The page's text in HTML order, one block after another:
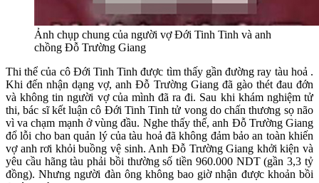
Ảnh chụp chung của người vợ Đới Tinh Tinh và anh
chồng Đỗ Trường Giang
Thi thể của cô Đới Tinh Tinh được tìm thấy gần đường ray tàu hoả .
Khi đến nhận dạng vợ, anh Đỗ Trường Giang đã gào thét đau đớn
và không tin người vợ của mình đã ra đi. Sau khi khám nghiệm tử
thi, bác sĩ kết luận cô Đới Tinh Tinh tử vong do chấn thương sọ não
vì va chạm mạnh ở vùng đầu. Nghe thấy thế, anh Đỗ Trường Giang
đổ lỗi cho ban quản lý của tàu hoả đã không đảm bảo an toàn khiến
vợ anh rơi khỏi buồng vệ sinh. Anh Đỗ Trường Giang khởi kiện và
yêu cầu hãng tàu phải bồi thường số tiền 960.000 NDT (gần 3,3 tỷ
đồng). Nhưng người đàn ông không bao giờ nhận được khoản bồi